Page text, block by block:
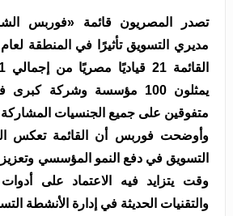
تصدر المصريون قائمة «فوربس
يمثلون 100 مؤسسة وشركة
متفوقين على جميع الجنسيات
وأوضحت فوربس أن القائمة تعكس
التسويق في دفع النمو المؤسسي
وقت يتزايد فيه الاعتماد على
والتقنيات الحديثة في إدارة الأنشطة